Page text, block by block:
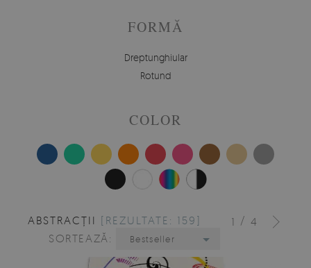
FORMĂ
Dreptunghiular
Rotund
COLOR
1 / 4
ABSTRACȚII [REZULTATE: 159]
SORTEAZĂ:
Bestseller